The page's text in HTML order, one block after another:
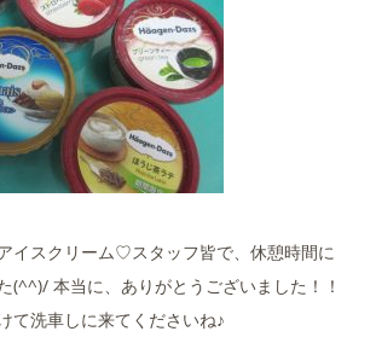
イスクリーム♡スタッフ皆で、休憩時間に
(^^)/ 本当に、ありがとうございました！！
て洗車しに来てくださいね♪